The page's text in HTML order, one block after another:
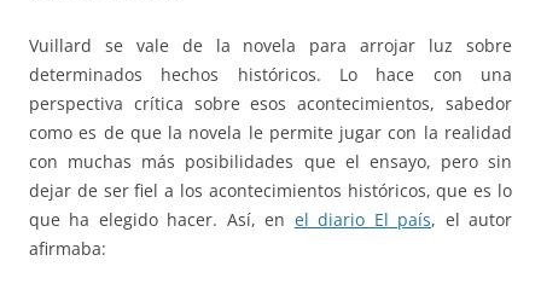
Vuillard se vale de la novela para arrojar luz sobre
determinados hechos históricos. Lo hace con una
perspectiva crítica sobre esos acontecimientos, sabedor
como es de que la novela le permite jugar con la realidad
con muchas más posibilidades que el ensayo, pero sin
dejar de ser fiel a los acontecimientos históricos, que es lo
que ha elegido hacer. Así, en el diario El país, el autor
afirmaba: